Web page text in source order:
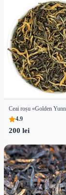
Ceai roșu «Golden
4.9
200 lei